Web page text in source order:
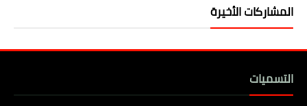
المشاركات الأخيرة
التسميات